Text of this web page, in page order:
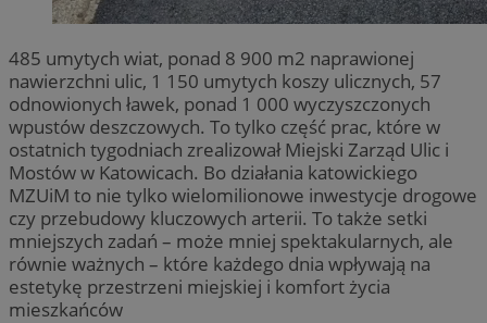
485 umytych wiat, ponad 8 900 m2 naprawionej
nawierzchni ulic, 1 150 umytych koszy ulicznych, 57
odnowionych ławek, ponad 1 000 wyczyszczonych
wpustów deszczowych. To tylko część prac, które w
ostatnich tygodniach zrealizował Miejski Zarząd Ulic i
Mostów w Katowicach. Bo działania katowickiego
MZUiM to nie tylko wielomilionowe inwestycje drogowe
czy przebudowy kluczowych arterii. To także setki
mniejszych zadań – może mniej spektakularnych, ale
równie ważnych – które każdego dnia wpływają na
estetykę przestrzeni miejskiej i komfort życia
mieszkańców